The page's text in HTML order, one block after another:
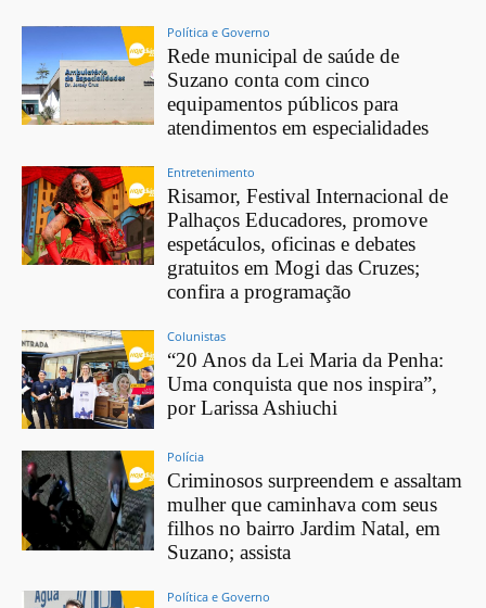
Política e Governo
Rede municipal de saúde de
Suzano conta com cinco
equipamentos públicos para
atendimentos em especialidades
Entretenimento
Risamor, Festival Internacional de
Palhaços Educadores, promove
espetáculos, oficinas e debates
gratuitos em Mogi das Cruzes;
confira a programação
Colunistas
“20 Anos da Lei Maria da Penha:
Uma conquista que nos inspira”,
por Larissa Ashiuchi
Polícia
Criminosos surpreendem e assaltam
mulher que caminhava com seus
filhos no bairro Jardim Natal, em
Suzano; assista
Política e Governo